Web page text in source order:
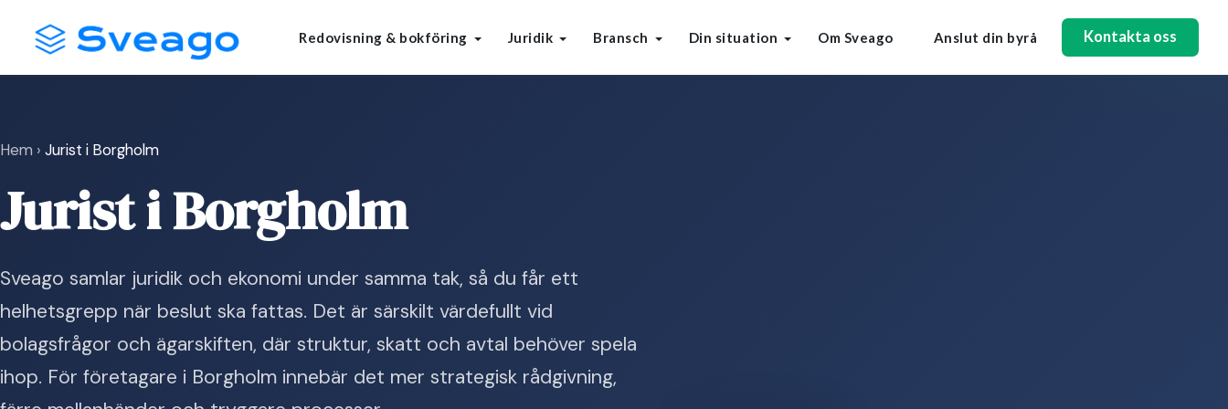
Redovisning & bokföring Juridik Bransch Din situation Om Sveago Anslut din byrå Kontakta oss
Hem › Jurist i Borgholm
Jurist i Borgholm
Sveago samlar juridik och ekonomi under samma tak, så du får ett
helhetsgrepp när beslut ska fattas. Det är särskilt värdefullt vid
bolagsfrågor och ägarskiften, där struktur, skatt och avtal behöver spela
ihop. För företagare i Borgholm innebär det mer strategisk rådgivning,